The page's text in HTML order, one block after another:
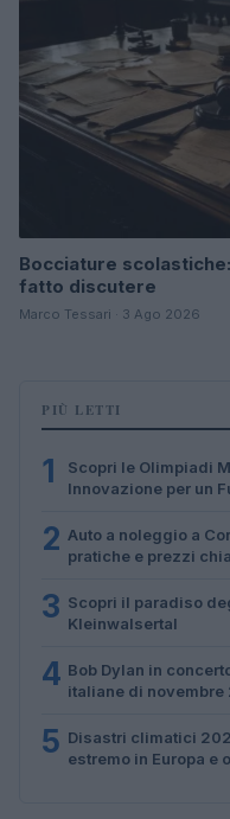
Bocciature
fatto discutere
Marco Tessari · 3 Ago 2026
PIÙ LETTI
1
Scopri le Olimpiadi
Innovazione per un
2 Auto a noleggio a
pratiche e prezzi
3 Scopri il paradiso
Kleinwalsertal
4 Bob Dylan in
italiane di novembre
5 Disastri climatici
estremo in Europa e